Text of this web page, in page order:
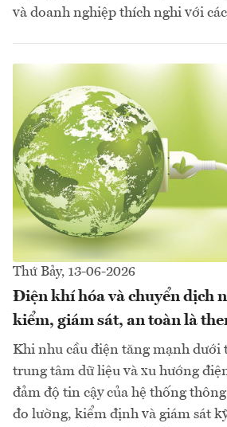
và doanh nghiệp thích nghi với
Thứ Bảy, 13-06-2026
Điện khí hóa và chuyển dịch
kiểm, giám sát, an toàn là
Khi nhu cầu điện tăng mạnh dưới
trung tâm dữ liệu và xu hướng
đảm độ tin cậy của hệ thống
đo lường, kiểm định và giám sát